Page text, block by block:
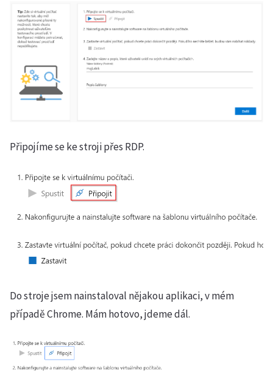
Připojíme se ke stroji přes RDP.
Do stroje jsem nainstaloval nějakou aplikaci, v mém
případě Chrome. Mám hotovo, jdeme dál.